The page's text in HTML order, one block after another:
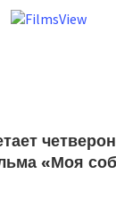
«Моя